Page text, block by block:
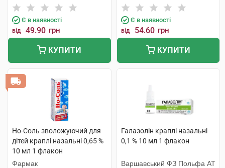
Є в наявності
від 49.90 грн
КУПИТИ
Є в наявності
від 54.60 грн
КУПИТИ
Но-Соль зволожуючий для
дітей краплі назальні 0,65 %
10 мл 1 флакон
Фармак
Галазолін краплі назальні
0,1 % 10 мл 1 флакон
Варшавський ФЗ Польфа АТ